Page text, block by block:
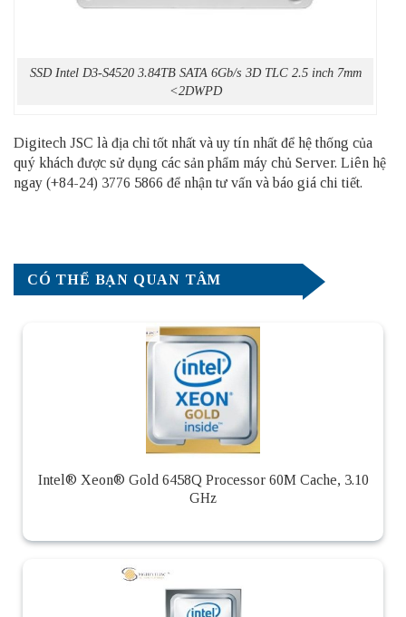
SSD Intel D3-S4520 3.84TB SATA 6Gb/s 3D TLC 2.5 inch 7mm
<2DWPD
Digitech JSC là địa chỉ tốt nhất và uy tín nhất để hệ thống của
quý khách được sử dụng các sản phẩm máy chủ Server. Liên hệ
ngay (+84-24) 3776 5866 để nhận tư vấn và báo giá chi tiết.
CÓ THỂ BẠN QUAN TÂM
Intel® Xeon® Gold 6458Q Processor 60M Cache, 3.10
GHz